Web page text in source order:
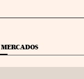
MERCADOS